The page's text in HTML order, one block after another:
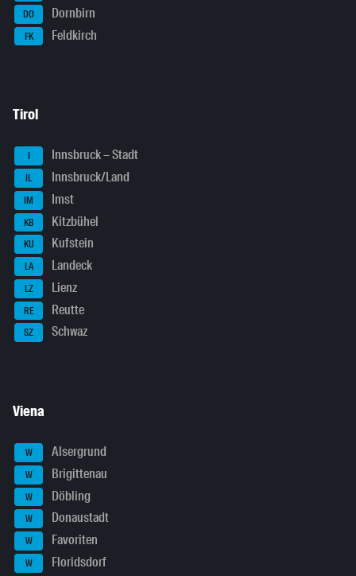
DO Dornbirn
FK Feldkirch
Tirol
I Innsbruck – Stadt
IL Innsbruck/Land
IM Imst
KB Kitzbühel
KU Kufstein
LA Landeck
LZ Lienz
RE Reutte
SZ Schwaz
Viena
W Alsergrund
W Brigittenau
W Döbling
W Donaustadt
W Favoriten
W Floridsdorf